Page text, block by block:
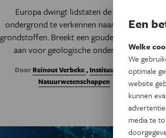
Europa dwingt lidstaten de eigen
ondergrond te verkennen naar kritieke
grondstoffen. Breekt een gouden tijdperk
aan voor geologische onderzoek?
Door Reinout Verbeke, Instituut voor
Natuurwetenschappen
Een
Welke
We
optimale
website
kunnen
media te